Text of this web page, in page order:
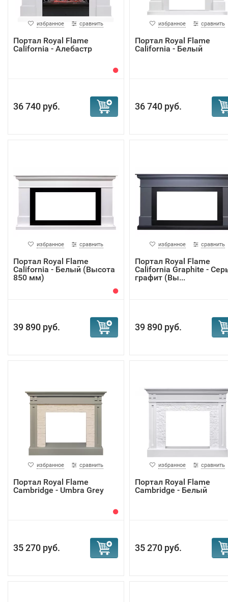
избранное сравнить
Портал Royal Flame
California - Алебастр
36 740 руб.
избранное сравнить
Портал Royal Flame
California - Белый
36 740 руб.
избранное сравнить
Портал Royal Flame
California - Белый (Высота
850 мм)
39 890 руб.
избранное сравнить
Портал Royal Flame
California Graphite -
графит (Вы...
39 890 руб.
избранное сравнить
Портал Royal Flame
Cambridge - Umbra Grey
35 270 руб.
избранное сравнить
Портал Royal Flame
Cambridge - Белый
35 270 руб.